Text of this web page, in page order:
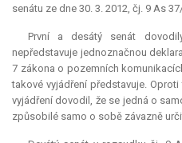
senátu ze dne 30. 3. 2012, čj. 9 As
První a desátý senát
nepředstavuje jednoznačnou
7 zákona o pozemních
takové vyjádření představuje.
vyjádření dovodil, že se jedná o
způsobilé samo o sobě závazně